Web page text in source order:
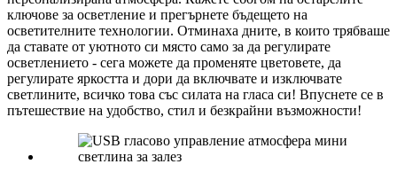
ключове за осветление и прегърнете бъдещето на
осветителните технологии. Отминаха дните, в които трябваше
да ставате от уютното си място само за да регулирате
осветлението - сега можете да променяте цветовете, да
регулирате яркостта и дори да включвате и изключвате
светлините, всичко това със силата на гласа си! Впуснете се в
пътешествие на удобство, стил и безкрайни възможности!